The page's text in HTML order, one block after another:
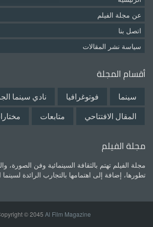
عن مجلة الفيلم
اتصل بنا
سياسة نشر المقالات
أقسام المجلة
سينما فوتوغرافيا
نادي سينما
المقال الافتتاحي
متابعات
مجلة الفيلم
مجلة الفيلم تهتم بالثقافة السينمائية وفن الصورة،
تطورها، إضافة إلى اهتمامها بالتجارب الرائدة
© 2045 Al Film Magazine